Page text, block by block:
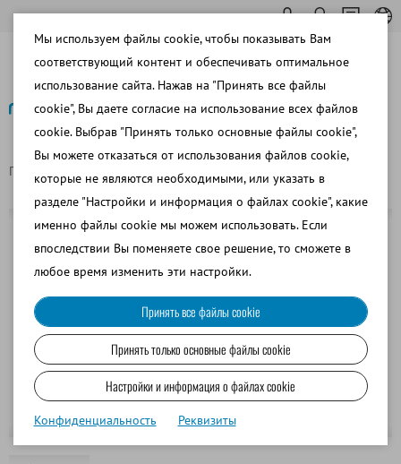
Главная страница Конус для спермы 200 мл
Назад
Мы используем файлы cookie, чтобы показывать Вам
соответствующий контент и обеспечивать оптимальное
использование сайта. Нажав на "Принять все файлы
cookie", Вы даете согласие на использование всех файлов
cookie. Выбрав "Принять только основные файлы cookie",
Вы можете отказаться от использования файлов cookie,
которые не являются необходимыми, или указать в
разделе "Настройки и информация о файлах cookie", какие
именно файлы cookie мы можем использовать. Если
впоследствии Вы поменяете свое решение, то сможете в
любое время изменить эти настройки.
Принять все файлы cookie
Принять только основные файлы cookie
Настройки и информация о файлах cookie
Конфиденциальность Реквизиты